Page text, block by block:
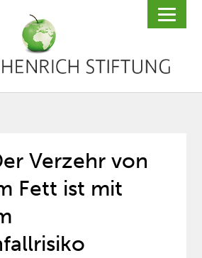
Verzehr von
Fett ist mit